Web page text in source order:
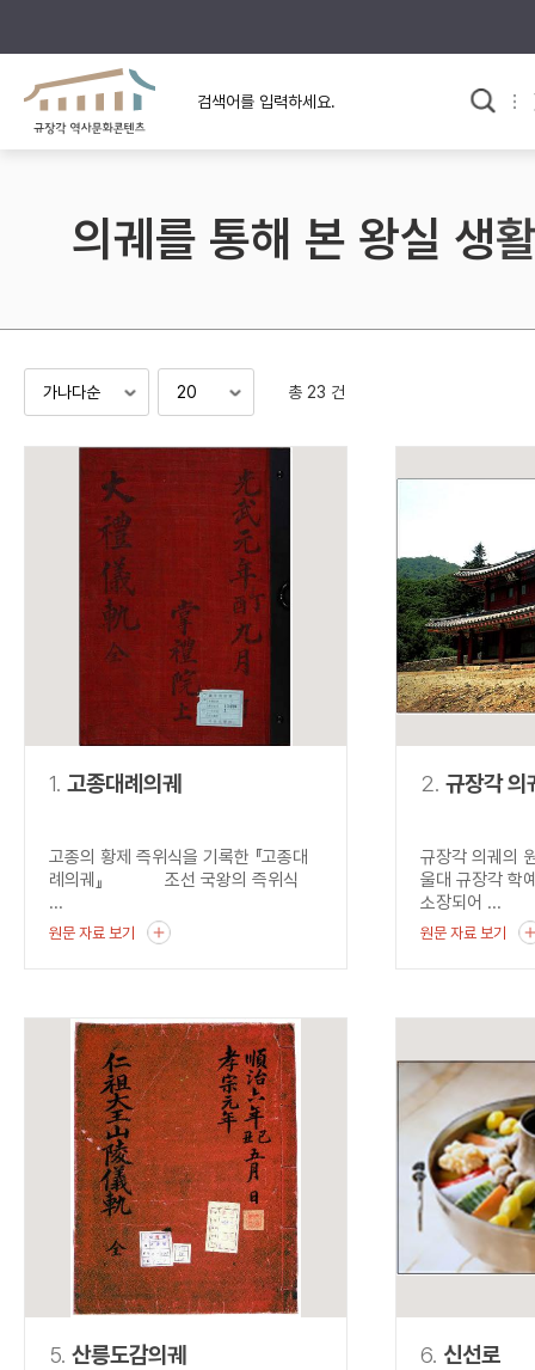
규장각의 어제와 오늘
규장각 소개영상
사료와 문학으로 본
고대
고려
조선 후기
검색 연산자 사용안내
AND
“정조”와 “정약
색
OR “정조” 또는 “정
NOT
“정조”가 나온
료를 검색
의궤를 통해 본 왕실 생
총 23 건
1. 고종대례의궤
고종의 황제 즉위식을 기록한 『고종대
례의궤』 조선 국왕의 즉위식
...
원문 자료 보기
2. 규장각 의
규장각 의궤의
울대 규장각 학
소장되어 ...
원문 자료 보기
5. 산릉도감의궤 6. 신선로